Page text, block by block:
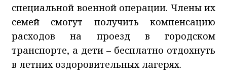
специальной военной операции. Члены их
семей смогут получить компенсацию
расходов на проезд в городском
транспорте, а дети – бесплатно отдохнуть
в летних оздоровительных лагерях.